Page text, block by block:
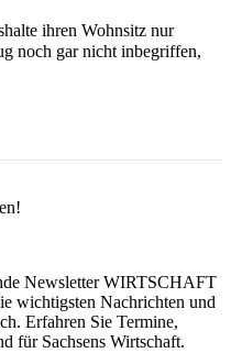
ihren Wohnsitz nur
noch gar nicht inbegriffen,
Newsletter WIRTSCHAFT
wichtigsten Nachrichten und
Erfahren Sie Termine,
für Sachsens Wirtschaft.